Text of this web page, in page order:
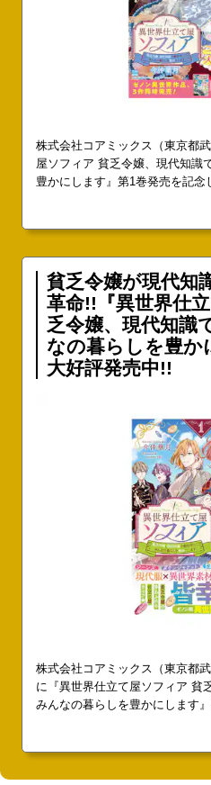
株式会社コアミックス（東京都
屋ソフィア 貧乏令嬢、現代知識
豊かにします』第1巻発売を記
『異世界仕立て屋ソフィア』プ
『異世界仕立て屋ソフィア 貧乏
ミックス宣伝SNSにて、A3ポス
開催!!
貧乏令嬢が現代知
革命!!『異世界仕
乏令嬢、現代知識
なの暮らしを豊か
大好評発売中!!
株式会社コアミックス（東京都
に『異世界仕立て屋ソフィア 貧
みんなの暮らしを豊かにします
中!!12月7日に『異世界仕立て
で服を作ってみんなの暮らしを